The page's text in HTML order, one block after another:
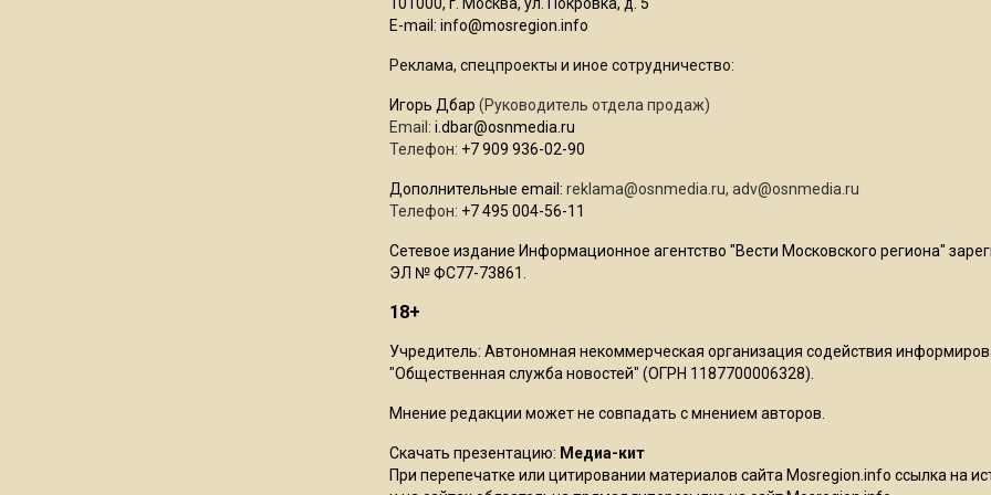
E-mail: info@mosregion.info
Реклама, спецпроекты и иное сотрудничество:
Игорь Дбар (Руководитель отдела продаж)
Email: i.dbar@osnmedia.ru
Телефон: +7 909 936-02-90
Дополнительные email: reklama@osnmedia.ru, adv@osnmedia.ru
Телефон: +7 495 004-56-11
Сетевое издание Информационное агентство "Вести Московского региона"
ЭЛ № ФС77-73861.
18+
Учредитель: Автономная некоммерческая организация содействия
"Общественная служба новостей" (ОГРН 1187700006328).
Мнение редакции может не совпадать с мнением авторов.
Скачать презентацию: Медиа-кит
При перепечатке или цитировании материалов сайта Mosregion.info ссылка на